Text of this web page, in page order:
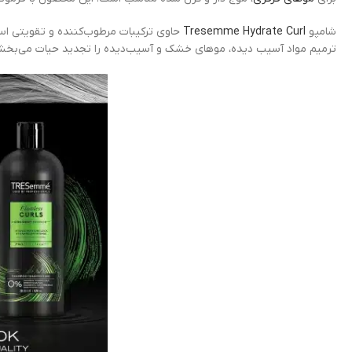
شامپو Tresemme Hydrate Curl حاوی ترکیبات مرطوب‌کننده و
ترمیم مواد آسیب دیده، موهای خشک و آسیب‌دیده را تجدید حیات